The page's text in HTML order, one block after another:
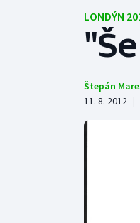
Hokej
Tenis
LONDÝN
Štepán
11. 8. 2012 |